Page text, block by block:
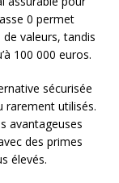
0 permet
de valeurs, tandis
100 000 euros.
sécurisée
rarement utilisés.
avantageuses
des primes
élevés.